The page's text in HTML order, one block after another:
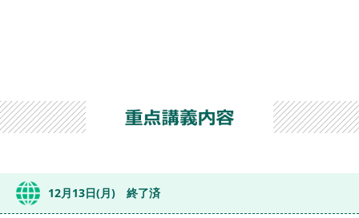
12月13日(月) 終了済